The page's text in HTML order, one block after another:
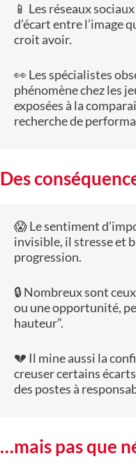
📱 Les réseaux
d’écart entre l’image
croit avoir.
👀 Les spécialistes
phénomène chez les
exposées à la
recherche de
Des
😱 Le sentiment
invisible, il stresse et
progression.
🔒 Nombreux sont
ou une opportunité,
hauteur”.
💔 Il mine aussi la
creuser certains
des postes à
…mais pas que